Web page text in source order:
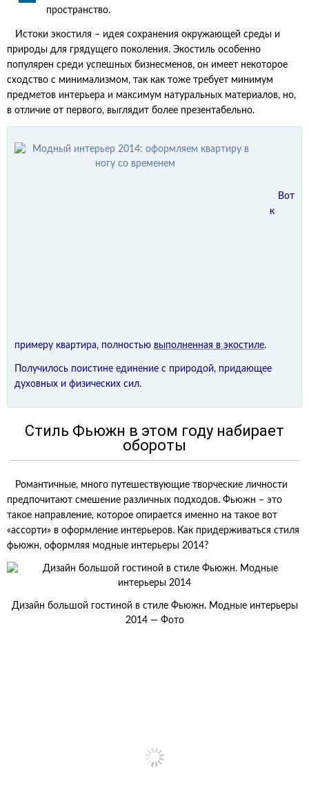
пространство.
Истоки экостиля – идея сохранения окружающей среды и
природы для грядущего поколения. Экостиль особенно
популярен среди успешных бизнесменов, он имеет некоторое
сходство с минимализмом, так как тоже требует минимум
предметов интерьера и максимум натуральных материалов, но,
в отличие от первого, выглядит более презентабельно.
Вот
к
примеру квартира, полностью выполненная в экостиле.
Получилось поистине единение с природой, придающее
духовных и физических сил.
Стиль Фьюжн в этом году набирает
обороты
Романтичные, много путешествующие творческие личности
предпочитают смешение различных подходов. Фьюжн – это
такое направление, которое опирается именно на такое вот
«ассорти» в оформление интерьеров. Как придерживаться стиля
фьюжн, оформляя модные интерьеры 2014?
Дизайн большой гостиной в стиле Фьюжн. Модные интерьеры
2014 — Фото